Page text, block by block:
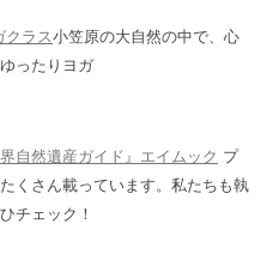
クラス小笠原の大自然の中で、心
ったりヨガ
界自然遺産ガイド』エイムック プ
くさん載っています。私たちも執
チェック！